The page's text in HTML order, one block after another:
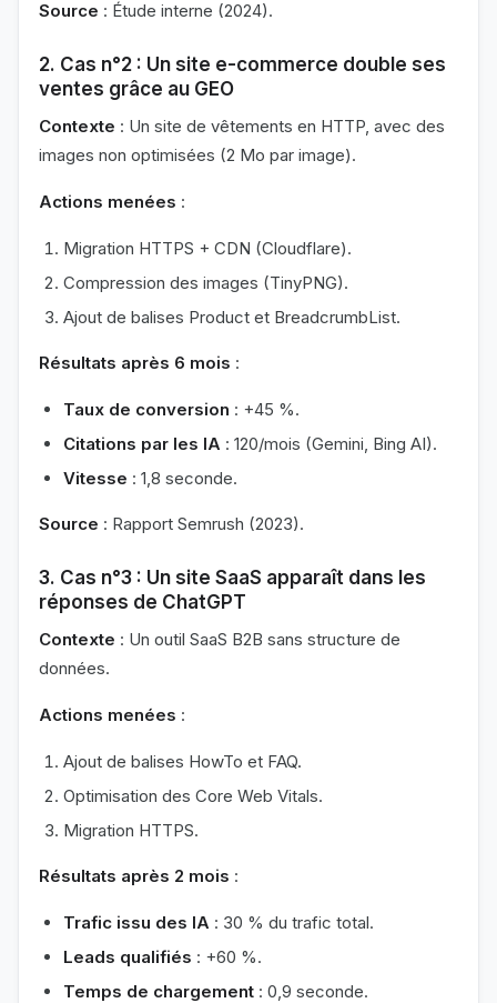
Source : Étude interne (2024).
2. Cas n°2 : Un site e-commerce double ses
ventes grâce au GEO
Contexte : Un site de vêtements en HTTP, avec des
images non optimisées (2 Mo par image).
Actions menées :
Migration HTTPS + CDN (Cloudflare).
Compression des images (TinyPNG).
Ajout de balises Product et BreadcrumbList.
Résultats après 6 mois :
Taux de conversion : +45 %.
Citations par les IA : 120/mois (Gemini, Bing AI).
Vitesse : 1,8 seconde.
Source : Rapport Semrush (2023).
3. Cas n°3 : Un site SaaS apparaît dans les
réponses de ChatGPT
Contexte : Un outil SaaS B2B sans structure de
données.
Actions menées :
Ajout de balises HowTo et FAQ.
Optimisation des Core Web Vitals.
Migration HTTPS.
Résultats après 2 mois :
Trafic issu des IA : 30 % du trafic total.
Leads qualifiés : +60 %.
Temps de chargement : 0,9 seconde.